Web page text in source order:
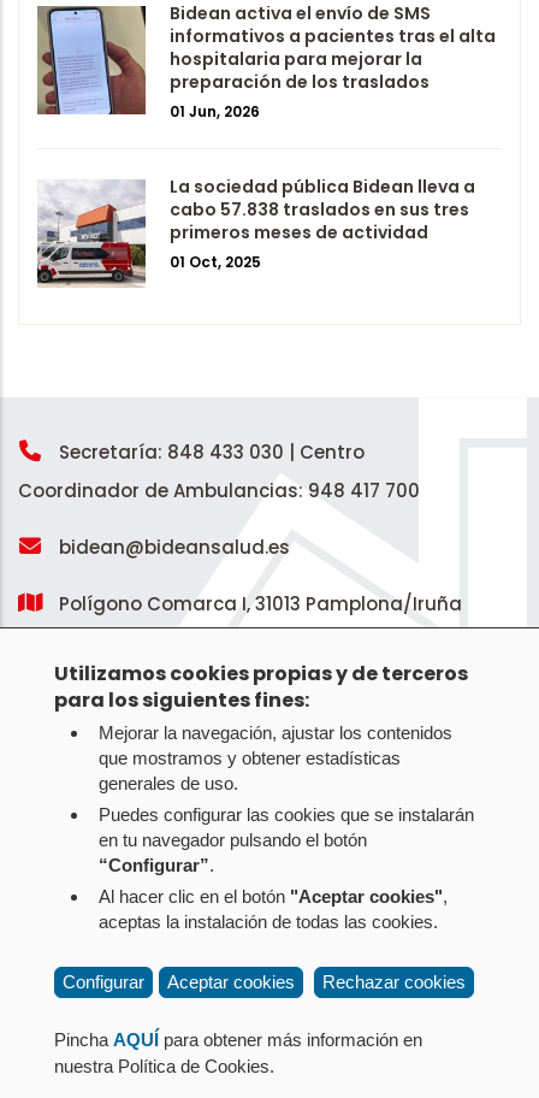
Bidean activa el envío de SMS
informativos a pacientes tras el alta
hospitalaria para mejorar la
preparación de los traslados
01 Jun, 2026
La sociedad pública Bidean lleva a
cabo 57.838 traslados en sus tres
primeros meses de actividad
01 Oct, 2025
Secretaría: 848 433 030 |
Centro
Coordinador de Ambulancias: 948 417 700
bidean@bideansalud.es
Polígono Comarca I, 31013 Pamplona/Iruña
página
Canal de Información
Aviso legal
Política de privacidad
Política de cookies
Opciones de privacidad
Accesibilidad
Utilizamos cookies propias y de terceros
para los siguientes fines:
Mejorar la navegación, ajustar los contenidos
que mostramos y obtener estadísticas
generales de uso.
Puedes configurar las cookies que se instalarán
en tu navegador pulsando el botón
“Configurar”.
Al hacer clic en el botón "Aceptar cookies",
aceptas la instalación de todas las cookies.
Configurar Aceptar cookies Rechazar cookies
Pincha AQUÍ para obtener más información en
nuestra Política de Cookies.